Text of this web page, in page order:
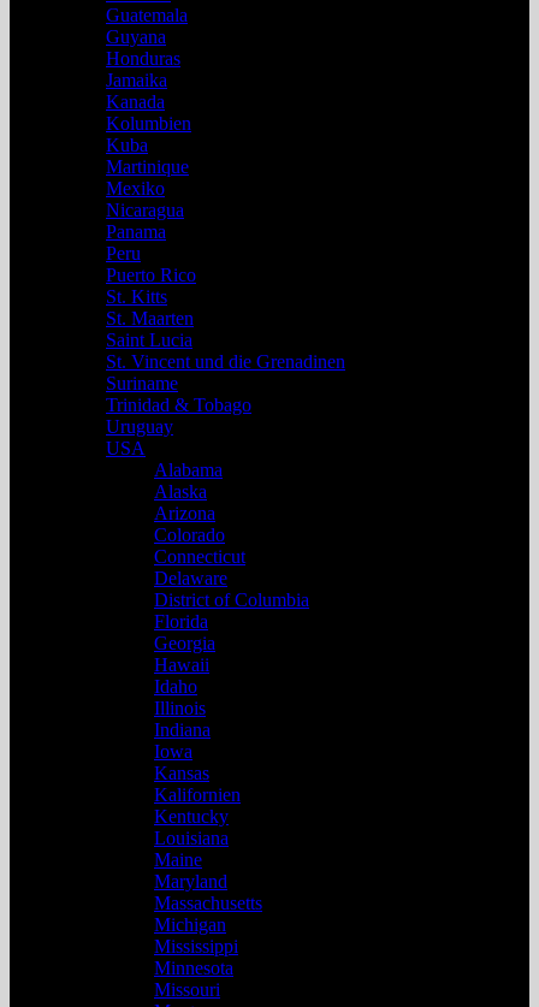
Guatemala
Guyana
Honduras
Jamaika
Kanada
Kolumbien
Kuba
Martinique
Mexiko
Nicaragua
Panama
Peru
Puerto Rico
St. Kitts
St. Maarten
Saint Lucia
St. Vincent und die Grenadinen
Suriname
Trinidad & Tobago
Uruguay
USA
Alabama
Alaska
Arizona
Colorado
Connecticut
Delaware
District of Columbia
Florida
Georgia
Hawaii
Idaho
Illinois
Indiana
Iowa
Kansas
Kalifornien
Kentucky
Louisiana
Maine
Maryland
Massachusetts
Michigan
Mississippi
Minnesota
Missouri